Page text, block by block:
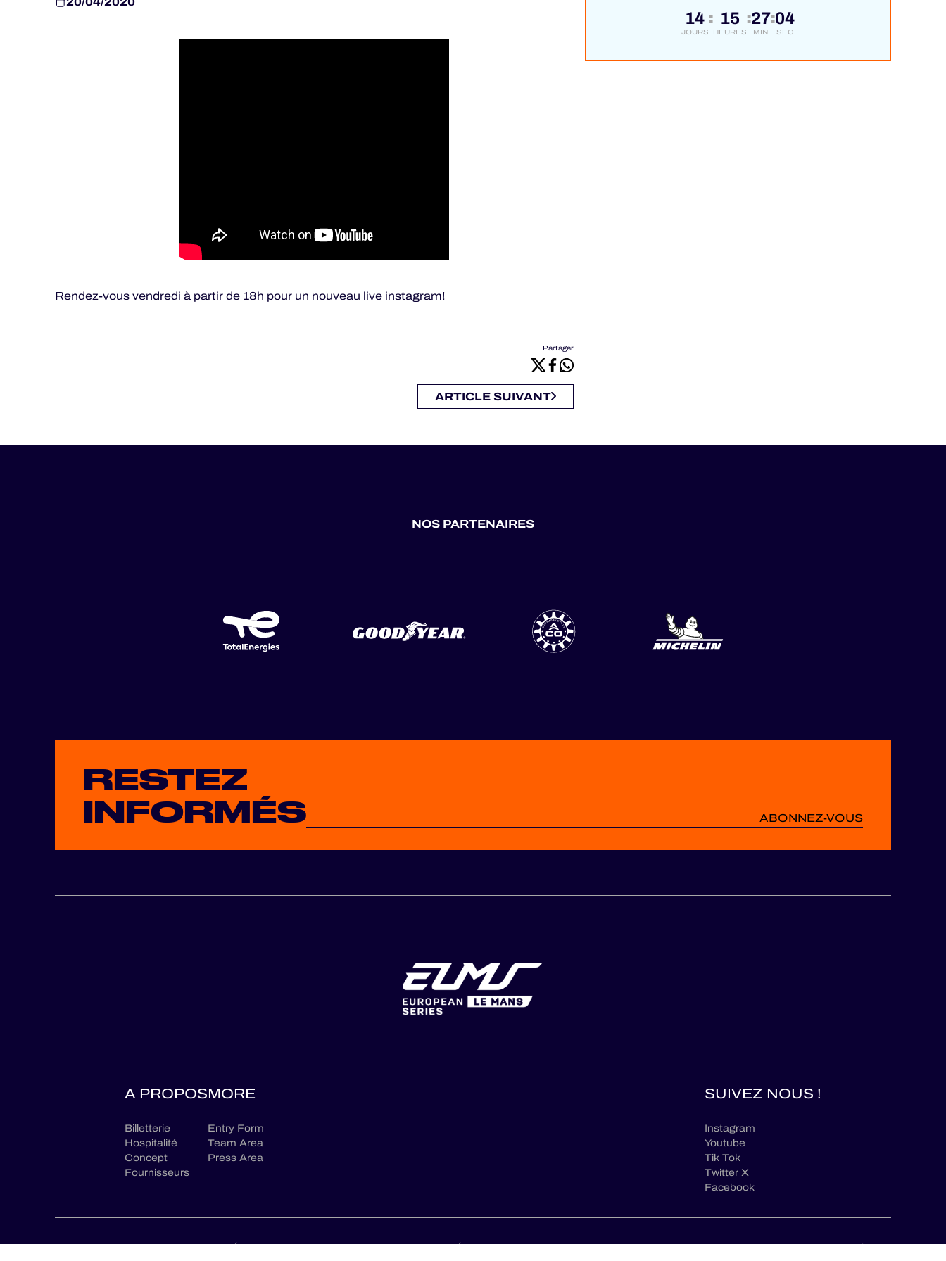
fr
Rendez-vous vendredi à partir de 18h pour un nouveau live instagram!
Partager
ARTICLE SUIVANT
14
JOURS
: 15
HEURES
:27
MIN
:04
SEC
NOS PARTENAIRES
RESTEZ
INFORMÉS
ABONNEZ-VOUS
A PROPOS
Billetterie
Hospitalité
Concept
Fournisseurs
MORE
Entry Form
Team Area
Press Area
SUIVEZ NOUS !
Instagram
Youtube
Tik Tok
Twitter X
Facebook
CONTACTEZ NOUSMENTIONS LÉGALESPOLITIQUE DE CONFIDENTIALITÉCGU & CGVCHOIX DE CONSENTEMENTS © ELMS / 2026